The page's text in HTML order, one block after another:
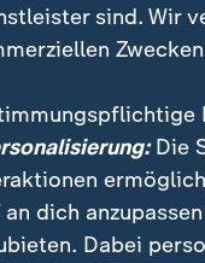
sind. Wir
Die
an dich
Dabei